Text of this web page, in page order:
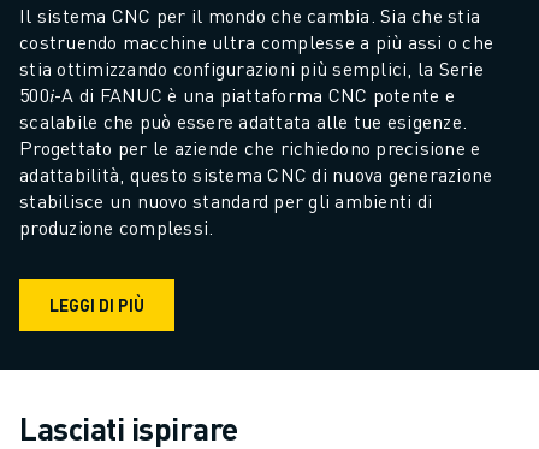
Il sistema CNC per il mondo che cambia. Sia che stia
costruendo macchine ultra complesse a più assi o che
stia ottimizzando configurazioni più semplici, la Serie
500𝑖-A di FANUC è una piattaforma CNC potente e
scalabile che può essere adattata alle tue esigenze.
Progettato per le aziende che richiedono precisione e
adattabilità, questo sistema CNC di nuova generazione
stabilisce un nuovo standard per gli ambienti di
produzione complessi.
LEGGI DI PIÙ
Lasciati ispirare